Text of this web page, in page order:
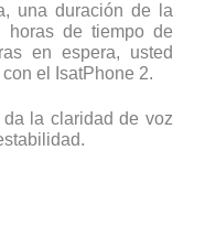
una duración de la
horas de tiempo de
en espera, usted
el IsatPhone 2.
la claridad de voz